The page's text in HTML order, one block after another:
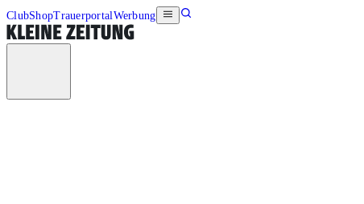
ClubShopTrauerportalWerbung